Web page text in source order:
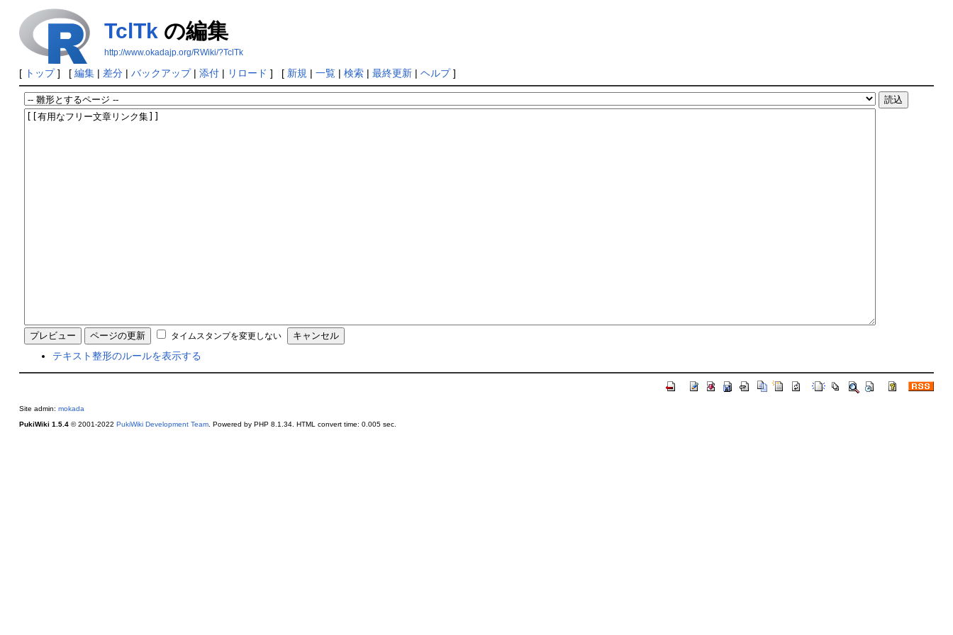
TclTk の編集
http://www.okadajp.org/RWiki/?TclTk
[ トップ] [ 編集| 差分| バックアップ| 添付| リロード ] [ 新規 | 一覧| 検索| 最終更新| ヘルプ]
タイムスタンプを変更しない
テキスト整形のルールを表示する
Site admin: mokada
PukiWiki 1.5.4© 2001-2022 PukiWiki Development Team. Powered by PHP 8.1.34. HTML convert time: 0.005 sec.